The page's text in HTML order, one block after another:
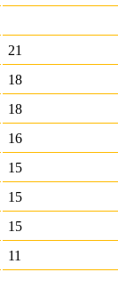
21
18
18
16
15
15
15
11